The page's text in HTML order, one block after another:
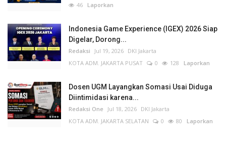
46 Laporkan
Indonesia Game Experience (IGEX) 2026 Siap
Digelar, Dorong...
Redaksi Jul 19, 2026 DKI Jakarta
KOTA ADM. JAKARTA PUSAT
0 128 Laporkan
Dosen UGM Layangkan Somasi Usai Diduga
Diintimidasi karena...
Redaksi One Jul 18, 2026 DKI Jakarta
KOTA ADM. JAKARTA SELATAN
0 80 Laporkan